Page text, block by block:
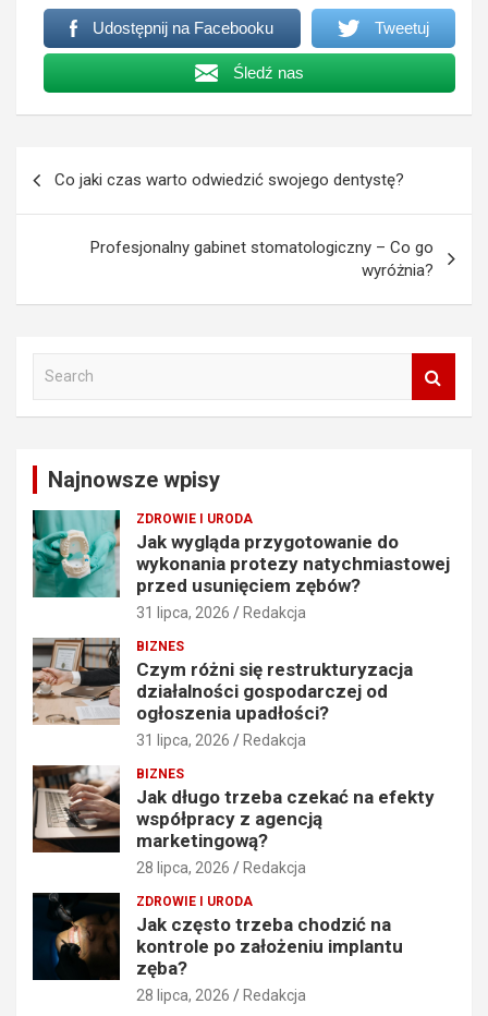
Udostępnij na Facebooku Tweetuj
Śledź nas
wpisu
Co jaki czas warto odwiedzić swojego dentystę?
Profesjonalny gabinet stomatologiczny – Co go
wyróżnia?
Najnowsze wpisy
ZDROWIE I URODA
Jak wygląda przygotowanie do
wykonania protezy natychmiastowej
przed usunięciem zębów?
31 lipca, 2026 Redakcja
BIZNES
Czym różni się restrukturyzacja
działalności gospodarczej od
ogłoszenia upadłości?
31 lipca, 2026 Redakcja
BIZNES
Jak długo trzeba czekać na efekty
współpracy z agencją
marketingową?
28 lipca, 2026 Redakcja
ZDROWIE I URODA
Jak często trzeba chodzić na
kontrole po założeniu implantu
zęba?
28 lipca, 2026 Redakcja